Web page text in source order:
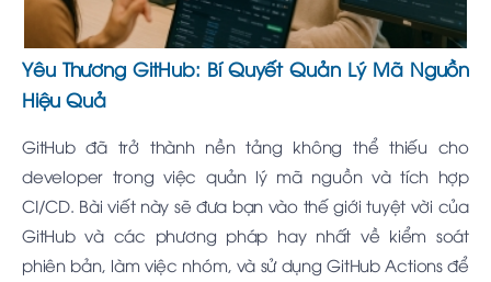
Yêu Thương GitHub: Bí Quyết Quản Lý Mã Nguồn
Hiệu Quả
GitHub đã trở thành nền tảng không thể thiếu cho
developer trong việc quản lý mã nguồn và tích hợp
CI/CD. Bài viết này sẽ đưa bạn vào thế giới tuyệt vời của
GitHub và các phương pháp hay nhất về kiểm soát
phiên bản, làm việc nhóm, và sử dụng GitHub Actions để